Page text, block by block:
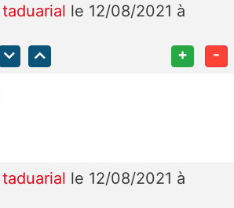
taduarial le 12/08/2021 à
+ -
taduarial le 12/08/2021 à